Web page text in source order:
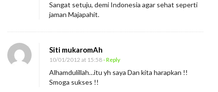
Sangat setuju, demi Indonesia agar sehat seperti
jaman Majapahit.
Siti mukaromAh
10/01/2012 at 15:58- Reply
Alhamdulillah…itu yh saya Dan kita harapkan !!
Smoga sukses !!